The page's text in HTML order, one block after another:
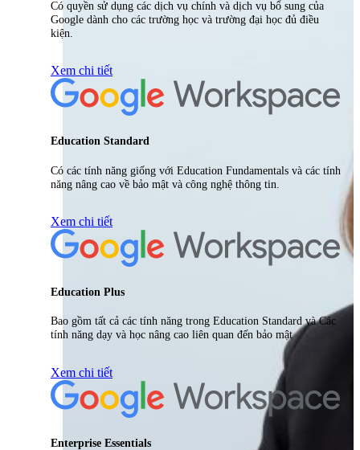
Có quyền sử dụng các dịch vụ chính và dịch vụ bổ sung của
Google dành cho các trường học và trường đại học đủ điều
kiện.
Xem chi tiết
Education Standard
Có các tính năng giống với Education Fundamentals và các tính
năng nâng cao về bảo mật và công nghệ thông tin.
Xem chi tiết
Education Plus
Bao gồm tất cả các tính năng trong Education Standard và Các
tính năng dạy và học nâng cao liên quan đến bảo mật
Xem chi tiết
Enterprise Essentials